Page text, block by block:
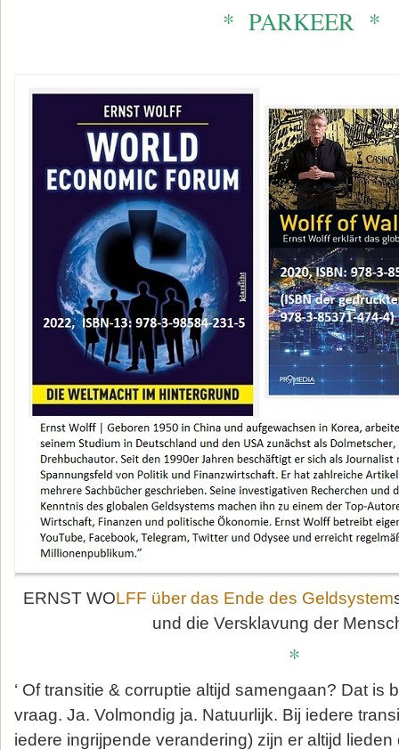
* PARKEER *
ERNST WOLFF über das Ende des Geldsystem
und die Versklavung der
*
‘ Of transitie & corruptie altijd samengaan? Dat is
vraag. Ja. Volmondig ja. Natuurlijk. Bij iedere
iedere ingrijpende verandering) zijn er altijd